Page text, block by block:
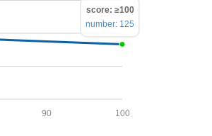
100
90
score: ≥100
number: 125